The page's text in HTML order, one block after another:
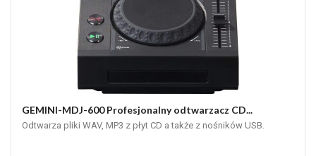
GEMINI-MDJ-600 Profesjonalny odtwarzacz CD...
Odtwarza pliki WAV, MP3 z płyt CD a także z nośników USB.